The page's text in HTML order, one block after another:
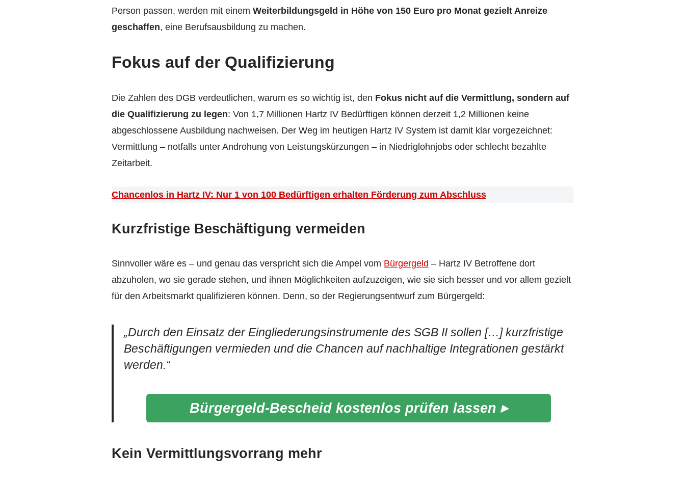
Person passen, werden mit einem Weiterbildungsgeld in Höhe von 150 Euro pro Monat gezielt Anreize
geschaffen, eine Berufsausbildung zu machen.
Fokus auf der Qualifizierung
Die Zahlen des DGB verdeutlichen, warum es so wichtig ist, den Fokus nicht auf die Vermittlung, sondern auf
die Qualifizierung zu legen: Von 1,7 Millionen Hartz IV Bedürftigen können derzeit 1,2 Millionen keine
abgeschlossene Ausbildung nachweisen. Der Weg im heutigen Hartz IV System ist damit klar vorgezeichnet:
Vermittlung – notfalls unter Androhung von Leistungskürzungen – in Niedriglohnjobs oder schlecht bezahlte
Zeitarbeit.
Chancenlos in Hartz IV: Nur 1 von 100 Bedürftigen erhalten Förderung zum Abschluss
Kurzfristige Beschäftigung vermeiden
Sinnvoller wäre es – und genau das verspricht sich die Ampel vom Bürgergeld – Hartz IV Betroffene dort
abzuholen, wo sie gerade stehen, und ihnen Möglichkeiten aufzuzeigen, wie sie sich besser und vor allem gezielt
für den Arbeitsmarkt qualifizieren können. Denn, so der Regierungsentwurf zum Bürgergeld:
„Durch den Einsatz der Eingliederungsinstrumente des SGB II sollen […] kurzfristige
Beschäftigungen vermieden und die Chancen auf nachhaltige Integrationen gestärkt
werden.“
Bürgergeld-Bescheid kostenlos prüfen lassen ▸
Kein Vermittlungsvorrang mehr